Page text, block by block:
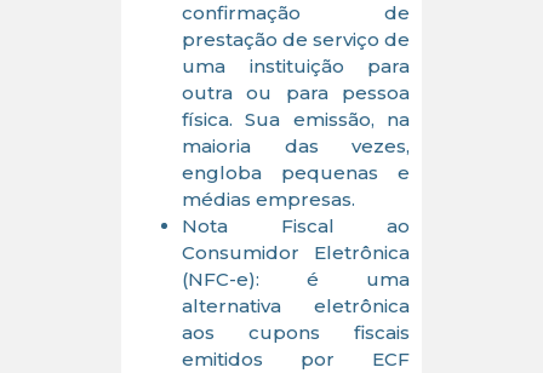
confirmação de
prestação de serviço de
uma instituição para
outra ou para pessoa
física. Sua emissão, na
maioria das vezes,
engloba pequenas e
médias empresas.
Nota Fiscal ao
Consumidor Eletrônica
(NFC-e): é uma
alternativa eletrônica
aos cupons fiscais
emitidos por ECF